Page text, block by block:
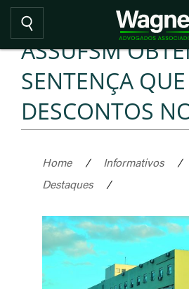
ASSUFSM
SENTENÇA
DESCONTOS
Home / Informativos /
Destaques
/